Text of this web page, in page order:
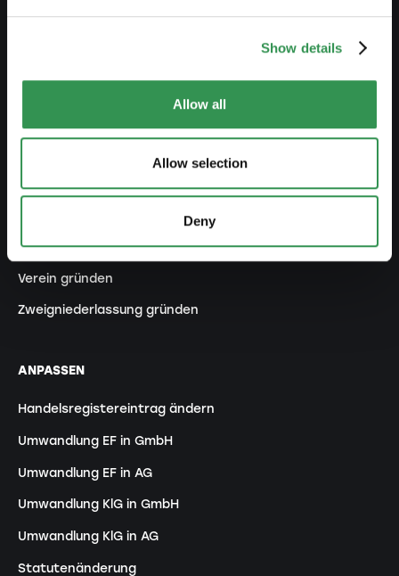
Show details
Allow all
Allow selection
Deny
Kurse
Kollektivgesellschaft gründen
Verein gründen
Zweigniederlassung gründen
ANPASSEN
Handelsregistereintrag ändern
Umwandlung EF in GmbH
Umwandlung EF in AG
Umwandlung KlG in GmbH
Umwandlung KlG in AG
Statutenänderung